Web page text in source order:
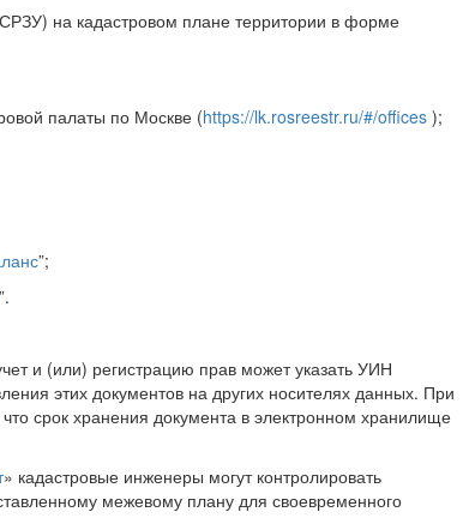
на кадастровом плане территории в форме
палаты по Москве (https://lk.rosreestr.ru/#/offices );
”;
”.
и (или) регистрацию прав может указать УИН
этих документов на других носителях данных. При
срок хранения документа в электронном хранилище
» кадастровые инженеры могут контролировать
межевому плану для своевременного